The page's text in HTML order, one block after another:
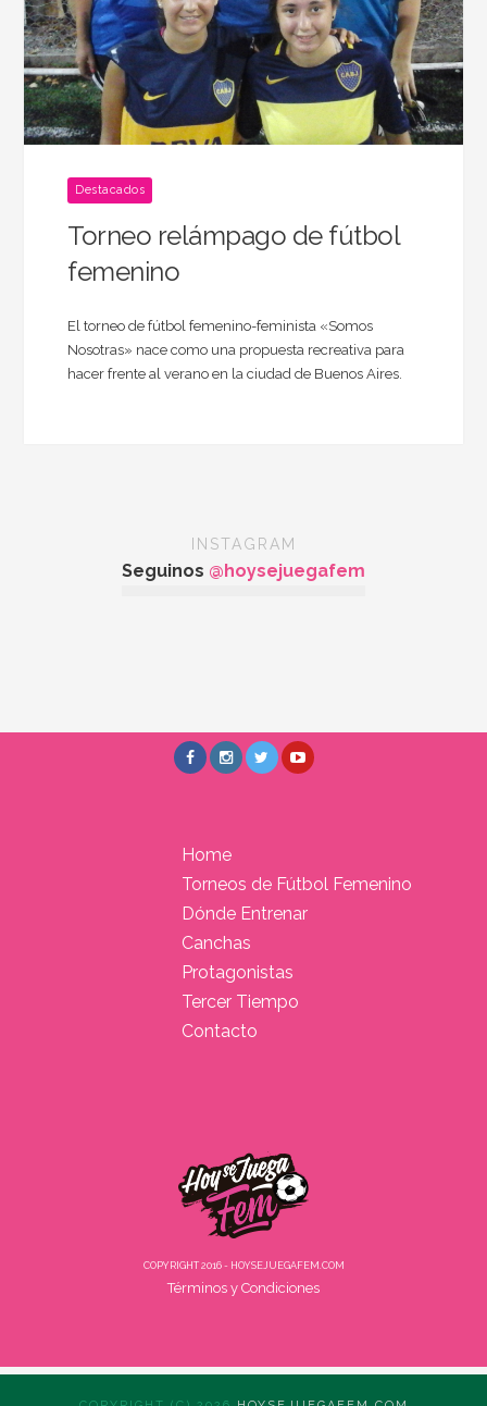
Destacados
Torneo relámpago de fútbol
femenino
El torneo de fútbol femenino-feminista «Somos
Nosotras» nace como una propuesta recreativa para
hacer frente al verano en la ciudad de Buenos Aires.
INSTAGRAM
Seguinos @hoysejuegafem
Home
Torneos de Fútbol Femenino
Dónde Entrenar
Canchas
Protagonistas
Tercer Tiempo
Contacto
COPYRIGHT 2016 - HOYSEJUEGAFEM.COM
Términos y Condiciones